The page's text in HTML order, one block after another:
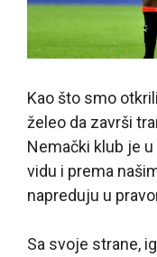
Kao što smo
želeo da završi
Nemački klub je
vidu i prema
napreduju u
Sa svoje strane,